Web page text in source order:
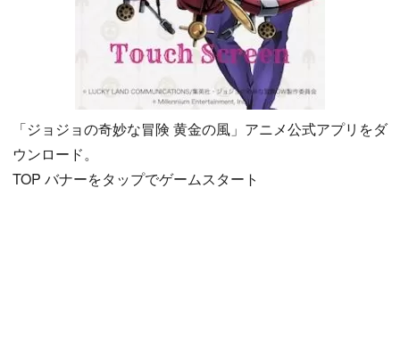
「ジョジョの奇妙な冒険 黄金の風」アニメ公式アプリをダ
ウンロード。
TOP バナーをタップでゲームスタート